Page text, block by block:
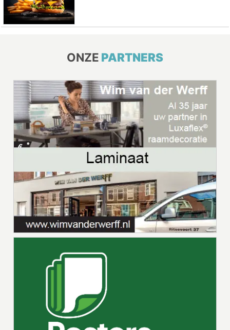
ONZE PARTNERS